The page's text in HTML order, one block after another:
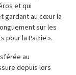
et qui
gardant au cœur la
sur les
pour la Patrie ».
au
depuis lors